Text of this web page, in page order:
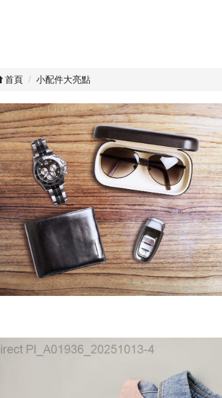
首頁 小配件大亮點